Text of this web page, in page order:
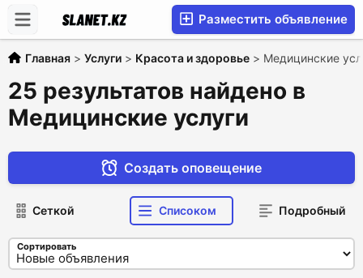
Разместить объявление
Главная > Услуги > Красота и здоровье > Медицинские
25 результатов найдено в
Медицинские услуги
Создать оповещение
Сеткой Списоком Подробный
Сортировать